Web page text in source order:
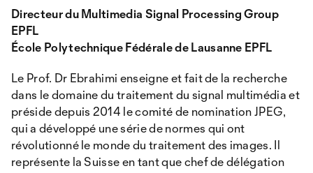
Directeur du Multimedia Signal Processing Group
EPFL
École Polytechnique Fédérale de Lausanne EPFL
Le Prof. Dr Ebrahimi enseigne et fait de la recherche
dans le domaine du traitement du signal multimédia et
préside depuis 2014 le comité de nomination JPEG,
qui a développé une série de normes qui ont
révolutionné le monde du traitement des images. Il
représente la Suisse en tant que chef de délégation